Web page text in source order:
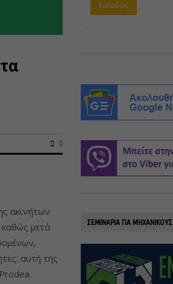
0
ακινήτων
μετά
αυτή της
ΣΕΜΙΝΑΡΙΑ ΓΙΑ ΜΗΧΑΝΙΚΟΥΣ